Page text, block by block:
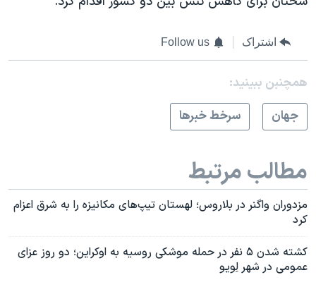
اشتراک Follow us
همچنبن ببینید:
جهان
سرخط خبرها
مطالب مرتبط
مزدوران واگنر در بلاروس؛ لهستان تیپ‌های مکانیزه را به شرق اعزام
کرد
کشته شدن ۵ نفر در حمله موشکی روسیه به اوکراین؛ دو روز عزای
عمومی در شهر لِویو